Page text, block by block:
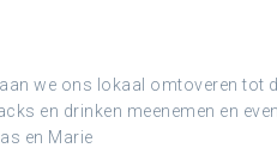
we ons lokaal omtoveren tot
en drinken meenemen en
en Marie